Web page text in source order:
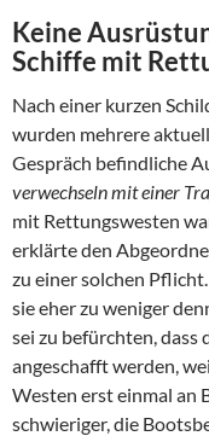
Keine
Schiffe mit
Nach einer kurzen
wurden mehrere
Gespräch befindliche
verwechseln mit einer
mit Rettungswesten
erklärte den
zu einer solchen
sie eher zu weniger
sei zu befürchten,
angeschafft werden,
Westen erst einmal an
schwieriger, die